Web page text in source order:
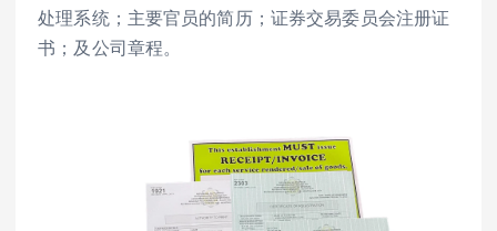
处理系统；主要官员的简历；证券交易委员会注册证
书；及公司章程。